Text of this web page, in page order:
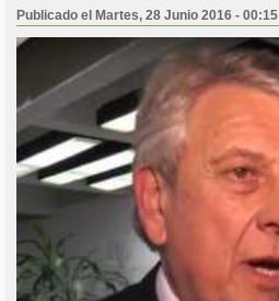
Publicado el Martes, 28 Junio 2016 - 00:15